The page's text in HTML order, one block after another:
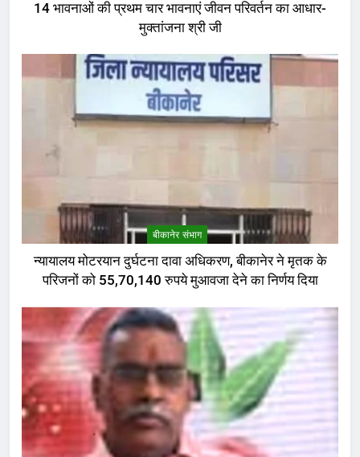
14 भावनाओं की प्रथम चार भावनाएं जीवन परिवर्तन का आधार-
मुक्तांजना श्री जी
बीकानेर संभाग
न्यायालय मोटरयान दुर्घटना दावा अधिकरण, बीकानेर ने मृतक के
परिजनों को 55,70,140 रुपये मुआवजा देने का निर्णय दिया